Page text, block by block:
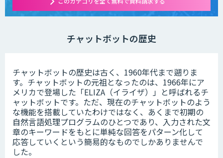
チャットボットの歴史
チャットボットの歴史は古く、1960年代まで遡りま
す。チャットボットの元祖となったのは、1966年にア
メリカで登場した「ELIZA（イライザ）」と呼ばれるチ
ャットボットです。ただ、現在のチャットボットのよう
な機能を搭載していたわけではなく、あくまで初期の
自然言語処理プログラムのひとつであり、入力された文
章のキーワードをもとに単純な回答をパターン化して
応答していくという簡易的なものでしかありませんで
した。